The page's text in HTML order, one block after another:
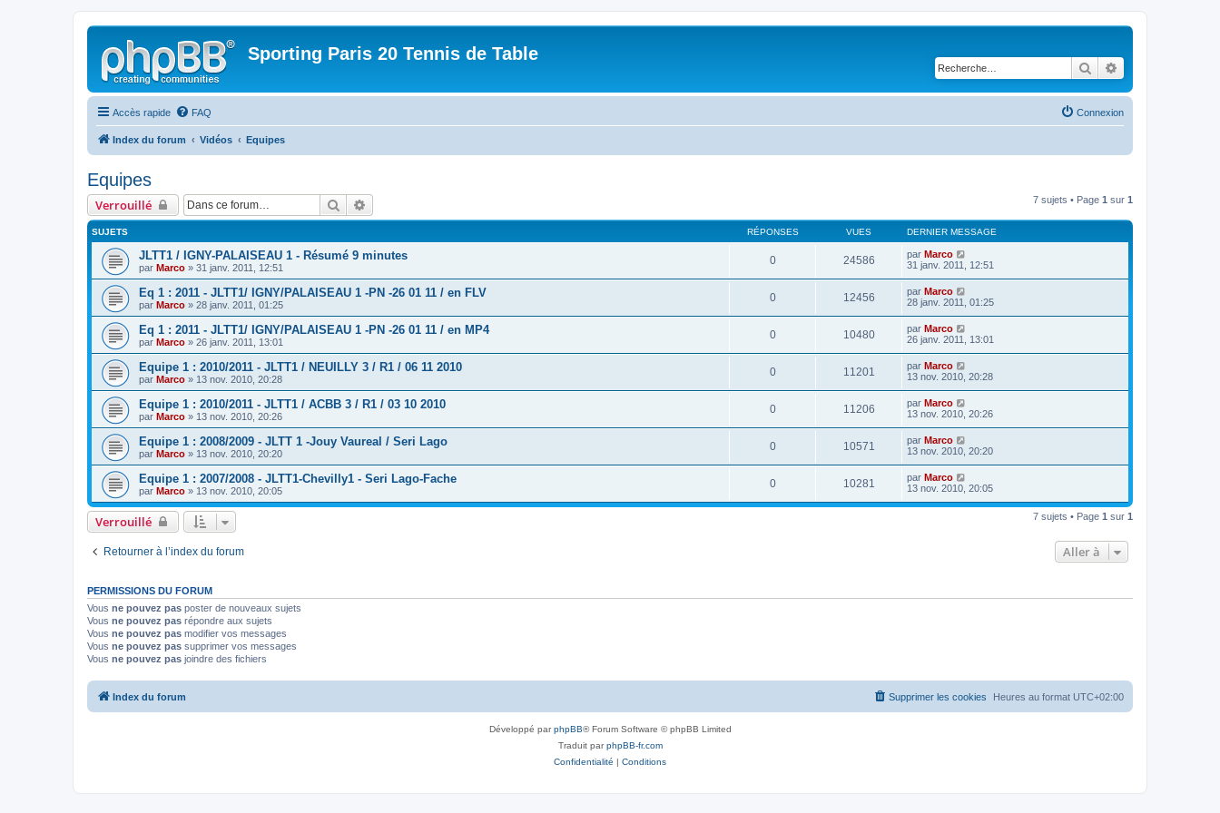
Sporting Paris 20 Tennis de Table
Rechercher
Accès rapide FAQ Connexion
Index du forum Vidéos Equipes
Equipes
Verrouillé Rechercher 7 sujets • Page 1 sur 1
SUJETS RÉPONSES VUES DERNIER MESSAGE
JLTT1 / IGNY-PALAISEAU 1 - Résumé 9 minutes
par Marco » 31 janv. 2011, 12:51
0 24586 par Marco
31 janv. 2011, 12:51
Eq 1 : 2011 - JLTT1/ IGNY/PALAISEAU 1 -PN -26 01 11 / en FLV
par Marco » 28 janv. 2011, 01:25
0 12456 par Marco
28 janv. 2011, 01:25
Eq 1 : 2011 - JLTT1/ IGNY/PALAISEAU 1 -PN -26 01 11 / en MP4
par Marco » 26 janv. 2011, 13:01
0 10480 par Marco
26 janv. 2011, 13:01
Equipe 1 : 2010/2011 - JLTT1 / NEUILLY 3 / R1 / 06 11 2010
par Marco » 13 nov. 2010, 20:28
0 11201 par Marco
13 nov. 2010, 20:28
Equipe 1 : 2010/2011 - JLTT1 / ACBB 3 / R1 / 03 10 2010
par Marco » 13 nov. 2010, 20:26
0 11206 par Marco
13 nov. 2010, 20:26
Equipe 1 : 2008/2009 - JLTT 1 -Jouy Vaureal / Seri Lago
par Marco » 13 nov. 2010, 20:20
0 10571 par Marco
13 nov. 2010, 20:20
Equipe 1 : 2007/2008 - JLTT1-Chevilly1 - Seri Lago-Fache
par Marco » 13 nov. 2010, 20:05
0 10281 par Marco
13 nov. 2010, 20:05
Verrouillé 7 sujets • Page 1 sur 1
Retourner à l’index du forum Aller à
PERMISSIONS DU FORUM
Vous ne pouvez pas poster de nouveaux sujets
Vous ne pouvez pas répondre aux sujets
Vous ne pouvez pas modifier vos messages
Vous ne pouvez pas supprimer vos messages
Vous ne pouvez pas joindre des fichiers
Index du forum Heures au format UTC+02:00
Supprimer les cookies
Développé parphpBB® Forum Software © phpBB Limited
Traduit parphpBB-fr.com
Confidentialité | Conditions